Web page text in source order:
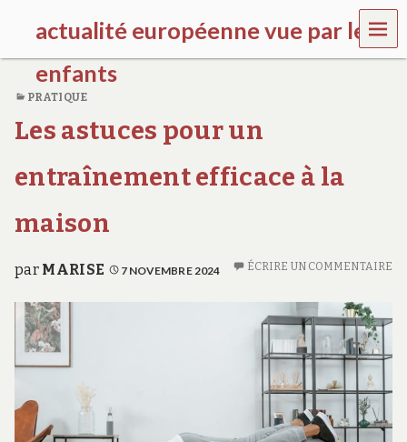
actualité européenne vue par les
enfants
i
d
g
l
r
.
f
r
MEN
U
PRATIQUE
Les astuces pour un
entraînement efficace à la
maison
par MARISE 7 NOVEMBRE 2024 ÉCRIRE UN COMMENTAIRE